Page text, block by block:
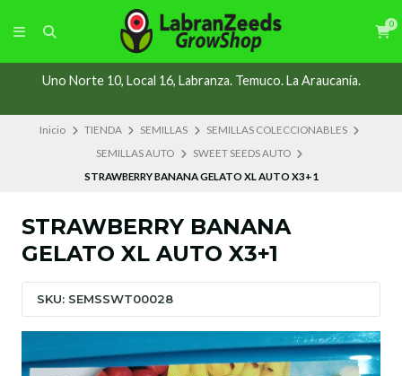
0
Uno Norte 10, Local 16, Labranza. Temuco. La Araucanía.
Inicio TIENDA SEMILLAS
SEMILLAS COLECCIONABLES
SEMILLAS AUTO
SWEET SEEDS AUTO
STRAWBERRY BANANA GELATO XL AUTO X3+1
STRAWBERRY BANANA
GELATO XL AUTO X3+1
SKU: SEMSSWT00028